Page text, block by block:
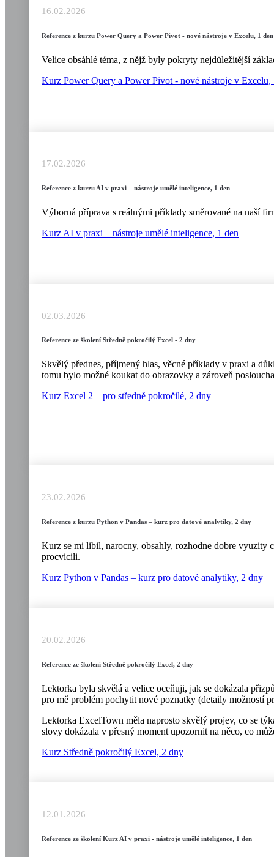
16.02.2026
Reference z kurzu Power Query a Power Pivot - nové nástroje v Excelu, 1 den
Velice obsáhlé téma, z nějž byly pokryty nejdůležitější
Kurz Power Query a Power Pivot - nové nástroje v Excelu,
17.02.2026
Reference z kurzu AI v praxi – nástroje umělé inteligence, 1 den
Výborná příprava s reálnými příklady směrované na naší
Kurz AI v praxi – nástroje umělé inteligence, 1 den
02.03.2026
Reference ze školení Středně pokročilý Excel - 2 dny
Skvělý přednes, příjmený hlas, věcné příklady v praxi a
tomu bylo možné koukat do obrazovky a zároveň
Kurz Excel 2 – pro středně pokročilé, 2 dny
23.02.2026
Reference z kurzu Python v Pandas – kurz pro datové analytiky, 2 dny
Kurz se mi libil, narocny, obsahly, rozhodne dobre vyuzity
procvicili.
Kurz Python v Pandas – kurz pro datové analytiky, 2 dny
20.02.2026
Reference ze školení Středně pokročilý Excel, 2 dny
Lektorka byla skvělá a velice oceňuji, jak se dokázala
pro mě problém pochytit nové poznatky (detaily možností
Lektorka ExcelTown měla naprosto skvělý projev, co se
slovy dokázala v přesný moment upozornit na něco, co
Kurz Středně pokročilý Excel, 2 dny
12.01.2026
Reference ze školení Kurz AI v praxi - nástroje umělé inteligence, 1 den